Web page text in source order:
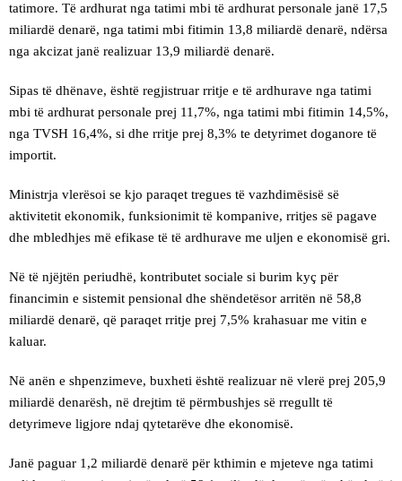
tatimore. Të ardhurat nga tatimi mbi të ardhurat personale janë 17,5
miliardë denarë, nga tatimi mbi fitimin 13,8 miliardë denarë, ndërsa
nga akcizat janë realizuar 13,9 miliardë denarë.
Sipas të dhënave, është regjistruar rritje e të ardhurave nga tatimi
mbi të ardhurat personale prej 11,7%, nga tatimi mbi fitimin 14,5%,
nga TVSH 16,4%, si dhe rritje prej 8,3% te detyrimet doganore të
importit.
Ministrja vlerësoi se kjo paraqet tregues të vazhdimësisë së
aktivitetit ekonomik, funksionimit të kompanive, rritjes së pagave
dhe mbledhjes më efikase të të ardhurave me uljen e ekonomisë gri.
Në të njëjtën periudhë, kontributet sociale si burim kyç për
financimin e sistemit pensional dhe shëndetësor arritën në 58,8
miliardë denarë, që paraqet rritje prej 7,5% krahasuar me vitin e
kaluar.
Në anën e shpenzimeve, buxheti është realizuar në vlerë prej 205,9
miliardë denarësh, në drejtim të përmbushjes së rregullt të
detyrimeve ligjore ndaj qytetarëve dhe ekonomisë.
Janë paguar 1,2 miliardë denarë për kthimin e mjeteve nga tatimi